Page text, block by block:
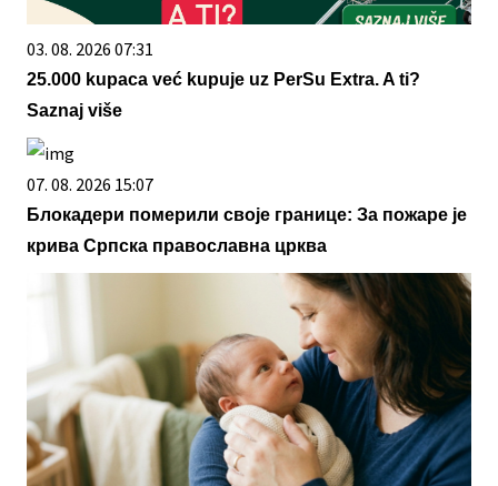
03. 08. 2026 07:31
25.000 kupaca već kupuje uz PerSu Extra. A ti?
Saznaj više
07. 08. 2026 15:07
Блокадери померили своје границе: За пожаре је
крива Српска православна црква